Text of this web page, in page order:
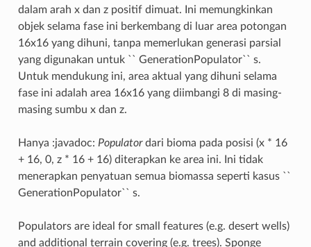
dalam arah x dan z positif dimuat. Ini memungkinkan
objek selama fase ini berkembang di luar area potongan
16x16 yang dihuni, tanpa memerlukan generasi parsial
yang digunakan untuk `` GenerationPopulator`` s.
Untuk mendukung ini, area aktual yang dihuni selama
fase ini adalah area 16x16 yang diimbangi 8 di masing-
masing sumbu x dan z.
Hanya :javadoc: Populatordari bioma pada posisi (x * 16
+ 16, 0, z * 16 + 16) diterapkan ke area ini. Ini tidak
menerapkan penyatuan semua biomassa seperti kasus ``
GenerationPopulator`` s.
Populators are ideal for small features (e.g. desert wells)
and additional terrain covering (e.g. trees). Sponge